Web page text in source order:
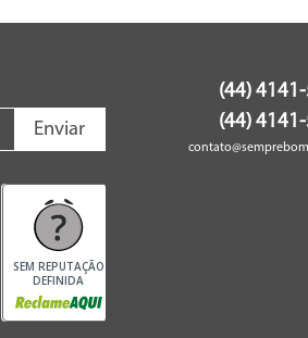
Enviar
SEM REPUTAÇÃO
DEFINIDA
(44)
(44)